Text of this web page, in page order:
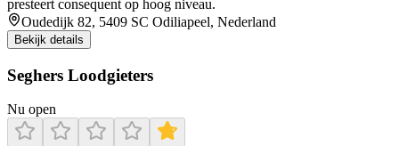
presteert consequent op hoog niveau.
Oudedijk 82, 5409 SC Odiliapeel, Nederland
Bekijk details
Seghers Loodgieters
Nu open